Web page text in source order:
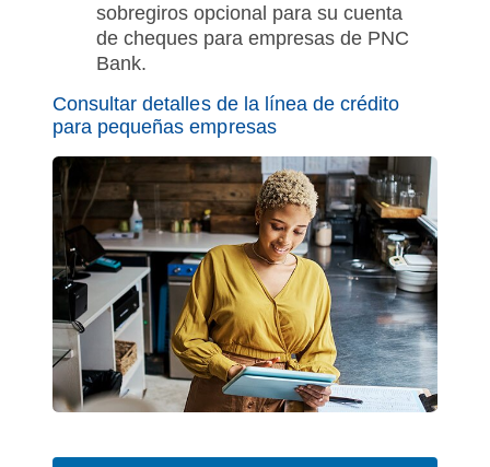
sobregiros opcional para su cuenta
de cheques para empresas de PNC
Bank.
Consultar detalles de la línea de crédito
para pequeñas empresas